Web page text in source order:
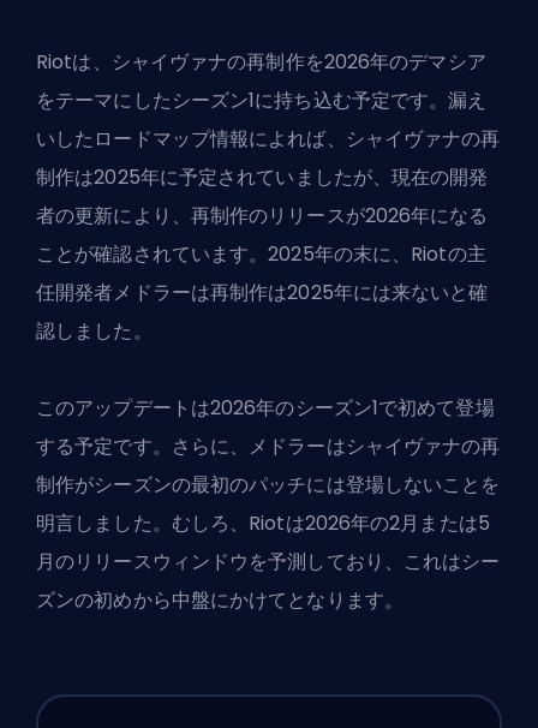
Riotは、シャイヴァナの再制作を2026年のデマシア
をテーマにしたシーズン1に持ち込む予定です。漏え
いしたロードマップ情報によれば、シャイヴァナの再
制作は2025年に予定されていましたが、現在の開発
者の更新により、再制作のリリースが2026年になる
ことが確認されています。2025年の末に、Riotの主
任開発者メドラーは再制作は2025年には来ないと確
認しました。
このアップデートは2026年のシーズン1で初めて登場
する予定です。さらに、メドラーはシャイヴァナの再
制作がシーズンの最初のパッチには登場しないことを
明言しました。むしろ、Riotは2026年の2月または5
月のリリースウィンドウを予測しており、これはシー
ズンの初めから中盤にかけてとなります。